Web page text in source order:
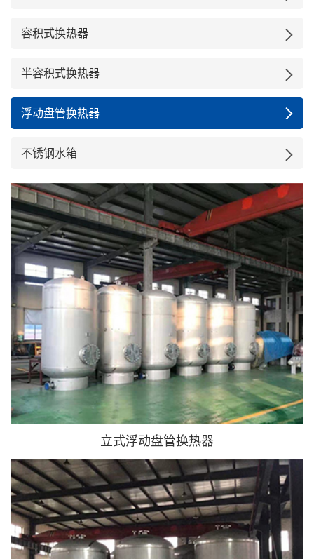
容积式换热器
半容积式换热器
浮动盘管换热器
不锈钢水箱
立式浮动盘管换热器